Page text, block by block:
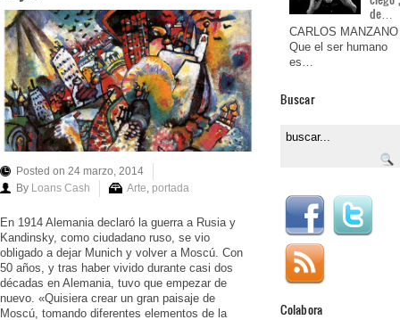
Posted on 24 marzo, 2014
By Loans Cash Arte, portada
En 1914 Alemania declaró la guerra a Rusia y
Kandinsky, como ciudadano ruso, se vio
obligado a dejar Munich y volver a Moscú. Con
50 años, y tras haber vivido durante casi dos
décadas en Alemania, tuvo que empezar de
nuevo. «Quisiera crear un gran paisaje de
Moscú, tomando diferentes elementos de la
de…
CARLOS MANZANO
Que el ser humano
es…
Buscar
Colabora